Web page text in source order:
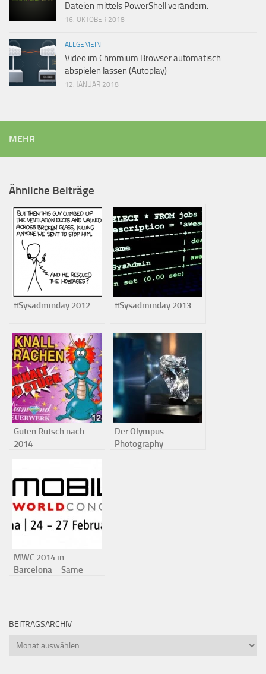
Dateien mittels PowerShell verändern.
16. OKTOBER 2018
ALLGEMEIN
Video im Chromium Browser automatisch
abspielen lassen (Autoplay)
12. JANUAR 2018
MEHR
Ähnliche Beiträge
#Sysadminday 2012 #Sysadminday 2013
Guten Rutsch nach
2014
Der Olympus
Photography
MWC 2014 in
Barcelona – Same
BEITRAGSARCHIV
Beitragsarchiv